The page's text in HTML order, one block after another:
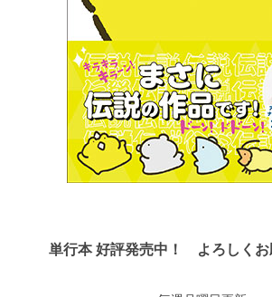
単行本 好評発売中！ よろしくお